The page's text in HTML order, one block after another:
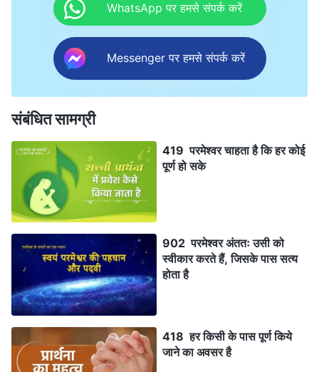
WhatsApp पर हमसे संपर्क करें
Messenger पर हमसे संपर्क करें
संबंधित सामग्री
419 परमेश्वर चाहता है कि हर कोई
पूर्ण हो सके
902 परमेश्वर अंततः उसी को
स्वीकार करते हैं, जिसके पास सत्य
होता है
418 हर किसी के पास पूर्ण किये
जाने का अवसर है